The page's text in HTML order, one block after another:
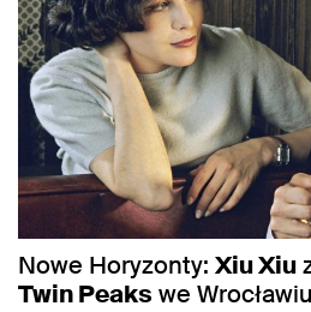
Nowe Horyzonty: Xiu Xiu
Twin Peaks we Wrocławiu